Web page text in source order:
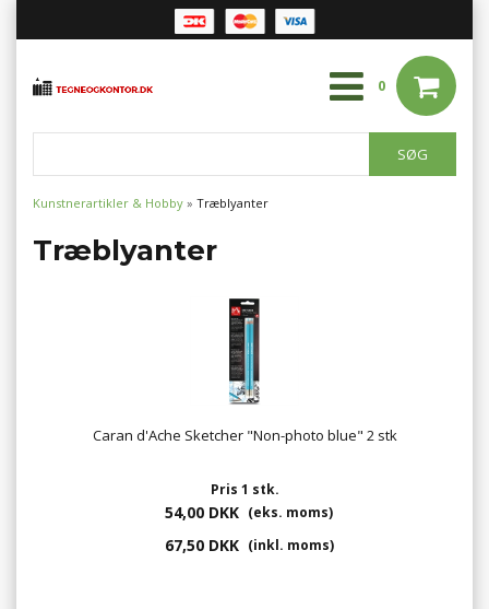
0
Kunstnerartikler & Hobby » Træblyanter
Træblyanter
Caran d'Ache Sketcher "Non-photo blue" 2 stk
Pris 1 stk.
54,00 DKK (eks. moms)
67,50 DKK (inkl. moms)